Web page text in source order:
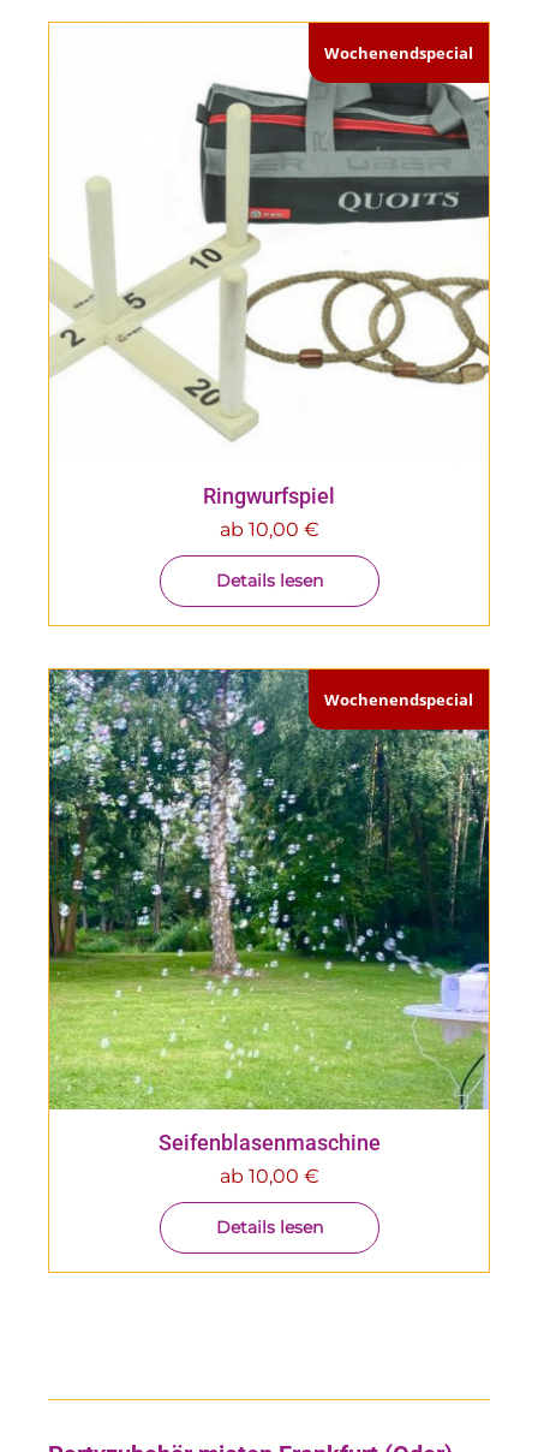
Wochenendspecial
Ringwurfspiel
ab 10,00 €
Details lesen
Wochenendspecial
Seifenblasenmaschine
ab 10,00 €
Details lesen